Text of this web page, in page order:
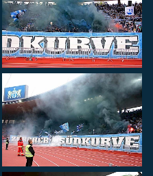
FC Zürich
das Konto:
:
8909 2605 4
:
4
: